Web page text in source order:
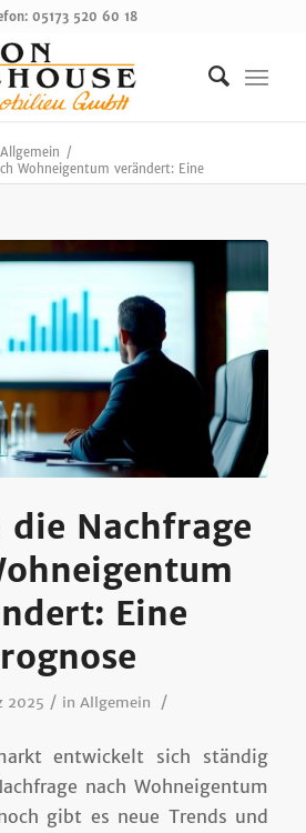
05173 520 60 18
Allgemein /
Wohneigentum verändert: Eine
die Nachfrage
Eine
2025 / inAllgemein /
entwickelt sich ständig
nach Wohneigentum
gibt es neue Trends und